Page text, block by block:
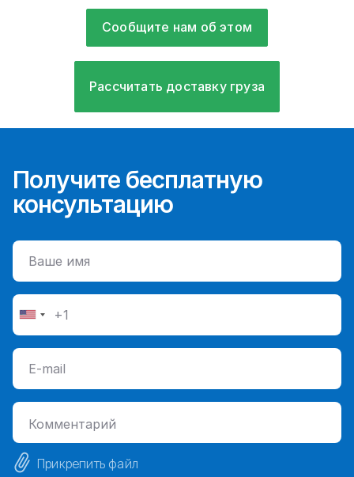
Сообщите нам об этом
Рассчитать доставку груза
Получите бесплатную
консультацию
Прикрепить файл